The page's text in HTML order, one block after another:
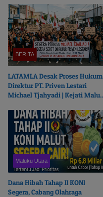
BERITA
LATAMLA Desak Proses Hukum
Direktur PT. Priven Lestari
Michael Tjahyadi | Kejati Malut
Maluku Utara
Dana Hibah Tahap II KONI
Segera, Cabang Olahraga